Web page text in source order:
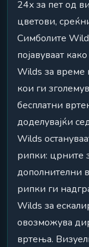
24x за пет од
цветови,
Симболите Wild
појавуваат
Wilds за време
кои ги
бесплатни
доделувајќи
Wilds
рипки: црните
дополнителни
рипки ги
Wilds за
овозможува
вртења.